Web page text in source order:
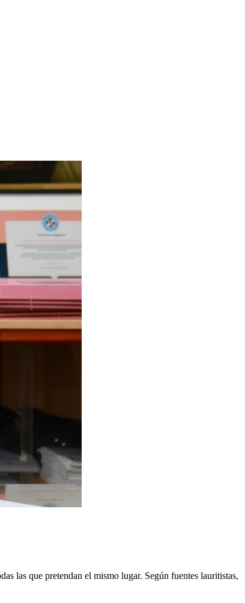
las que pretendan el mismo lugar. Según fuentes lauritistas,